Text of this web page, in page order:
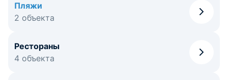
Пляжи
2 объекта
Рестораны
4 объекта